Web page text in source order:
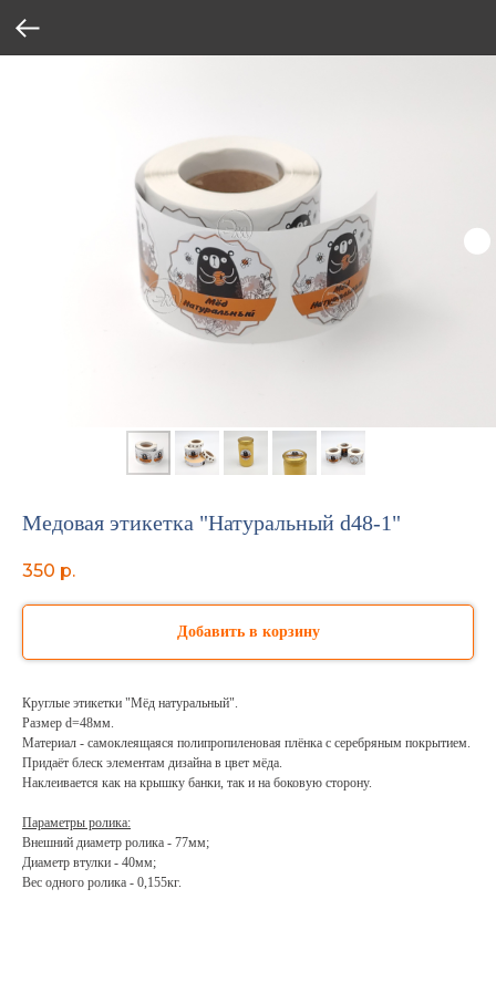
Медовая этикетка "Натуральный d48-1"
350 р.
Добавить в корзину
Круглые этикетки "Мёд натуральный".
Размер d=48мм.
Материал - самоклеящаяся полипропиленовая плёнка с серебряным покрытием.
Придаёт блеск элементам дизайна в цвет мёда.
Наклеивается как на крышку банки, так и на боковую сторону.
Параметры ролика:
Внешний диаметр ролика - 77мм;
Диаметр втулки - 40мм;
Вес одного ролика - 0,155кг.